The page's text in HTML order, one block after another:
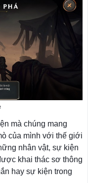
mà chúng mang
của mình với thế giới
nhân vật, sự kiện
khai thác sơ thông
hay sự kiện trong